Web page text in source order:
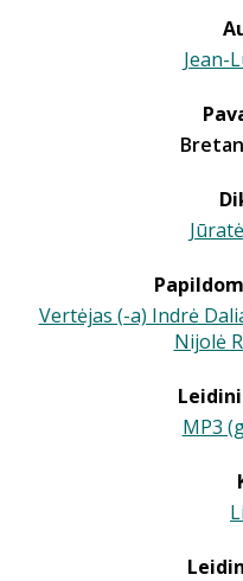
Jean-
Vertėjas (-a) Indrė
Nijolė
MP3